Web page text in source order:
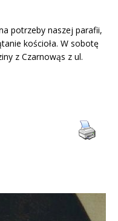
potrzeby naszej parafii,
kościoła. W sobotę
z Czarnowąs z ul.